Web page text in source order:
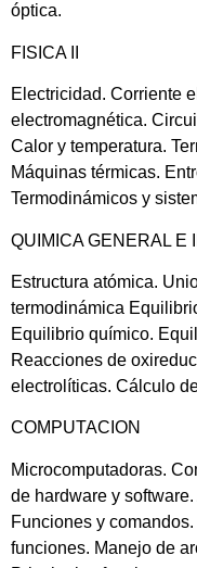
óptica.
FISICA II
Electricidad. Corriente
electromagnética.
Calor y temperatura.
Máquinas térmicas.
Termodinámicos y
QUIMICA GENERAL E
Estructura atómica.
termodinámica
Equilibrio químico.
Reacciones de
electrolíticas. Cálculo
COMPUTACION
Microcomputadoras.
de hardware y
Funciones y
funciones. Manejo de